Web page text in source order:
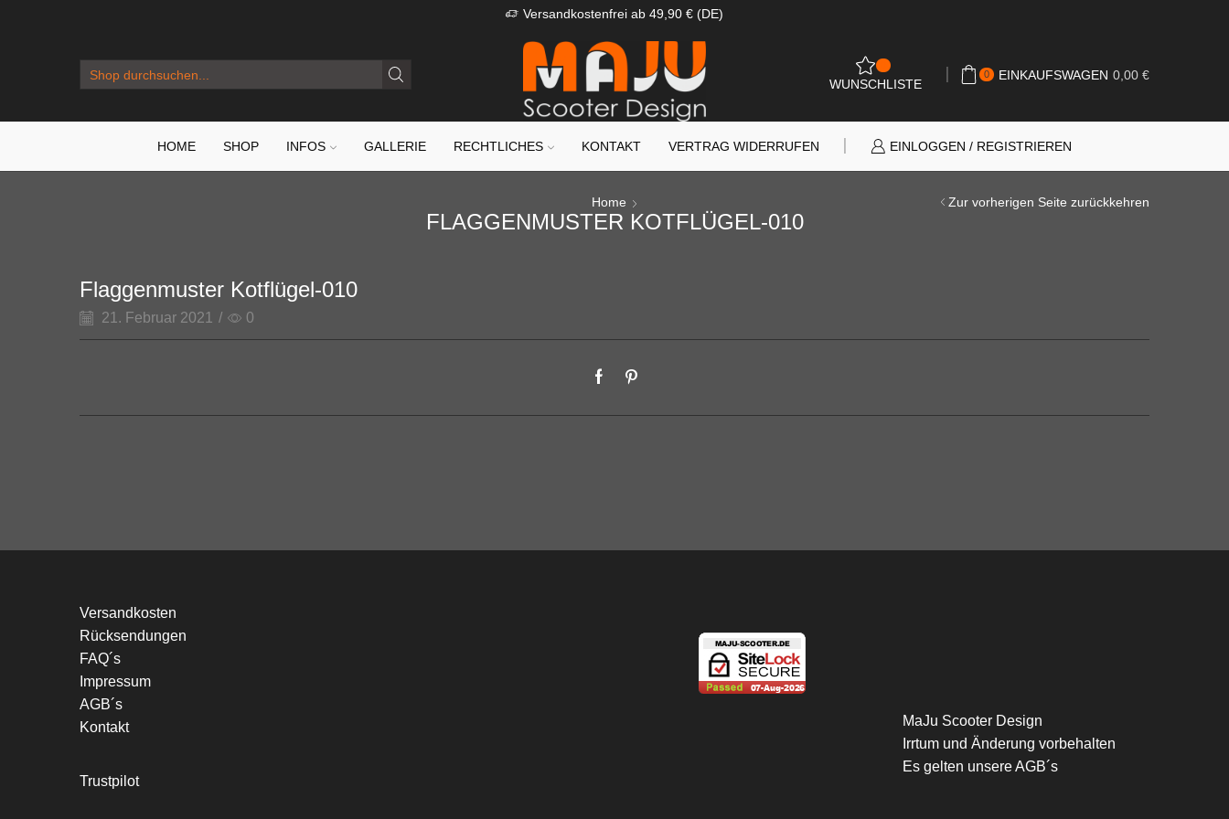
Versandkostenfrei ab 49,90 € (DE)
WUNSCHLISTE
0 EINKAUFSWAGEN 0,00 €
HOME SHOP INFOS GALLERIE RECHTLICHES KONTAKT VERTRAG WIDERRUFEN EINLOGGEN / REGISTRIEREN
Zur vorherigen Seite zurückkehren
Home
FLAGGENMUSTER KOTFLÜGEL-010
Flaggenmuster Kotflügel-010
21. Februar 2021 / 0
Versandkosten
Rücksendungen
FAQ´s
Impressum
AGB´s
Kontakt
Trustpilot
MaJu Scooter Design
Irrtum und Änderung vorbehalten
Es gelten unsere AGB´s